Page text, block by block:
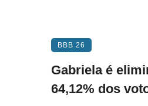
BBB 26
Gabriela é
64,12% dos